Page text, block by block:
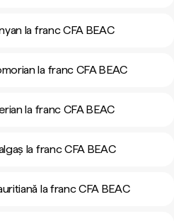
la franc CFA BEAC
la franc CFA BEAC
la franc CFA BEAC
la franc CFA BEAC
la franc CFA BEAC